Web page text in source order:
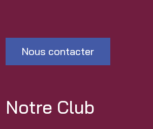
Nous contacter
Notre Club